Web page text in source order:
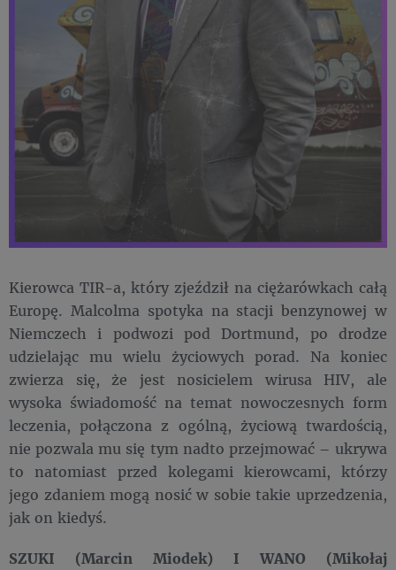
Kierowca TIR-a, który zjeździł na ciężarówkach całą
Europę. Malcolma spotyka na stacji benzynowej w
Niemczech i podwozi pod Dortmund, po drodze
udzielając mu wielu życiowych porad. Na koniec
zwierza się, że jest nosicielem wirusa HIV, ale
wysoka świadomość na temat nowoczesnych form
leczenia, połączona z ogólną, życiową twardością,
nie pozwala mu się tym nadto przejmować – ukrywa
to natomiast przed kolegami kierowcami, którzy
jego zdaniem mogą nosić w sobie takie uprzedzenia,
jak on kiedyś.
SZUKI (Marcin Miodek) I WANO (Mikołaj